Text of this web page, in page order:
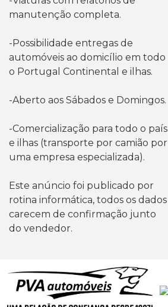
manutenção completa.
-Possibilidade entregas de
automóveis ao domicílio em todo
o Portugal Continental e ilhas.
-Aberto aos Sábados e Domingos.
-Comercialização para todo o país
e ilhas (transporte por camião por
uma empresa especializada).
Este anúncio foi publicado por
rotina informática, todos os dados
carecem de confirmação junto
do vendedor.